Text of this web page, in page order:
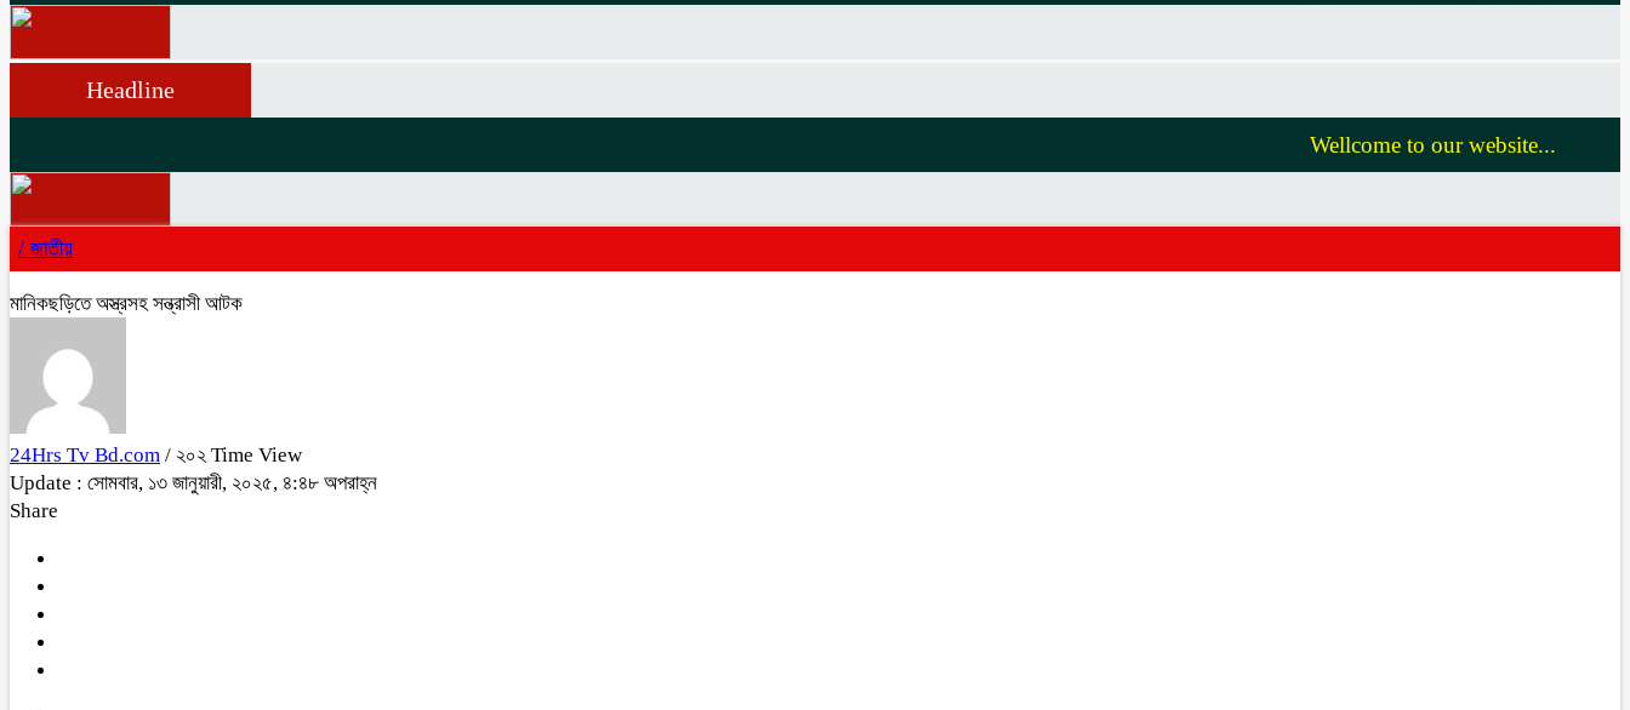
Headline
Wellcome to our website...
/ জাতীয়
মানিকছড়িতে অস্ত্রসহ সন্ত্রাসী আটক
24Hrs Tv Bd.com / ২০২ Time View
Update : সোমবার, ১৩ জানুয়ারী, ২০২৫, ৪:৪৮ অপরাহ্ন
Share